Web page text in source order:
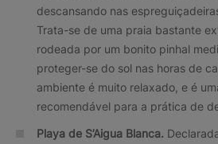
descansando nas
Trata-se de uma praia bastante
rodeada por um bonito pinhal
proteger-se do sol nas horas de
ambiente é muito relaxado, e é
recomendável para a prática de
Playa de S’Aigua Blanca.